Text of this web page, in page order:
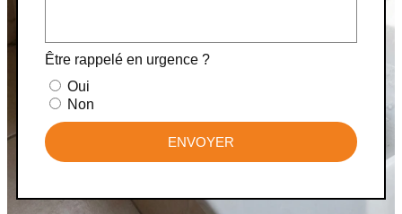
Être rappelé en urgence ?
Oui
Non
ENVOYER